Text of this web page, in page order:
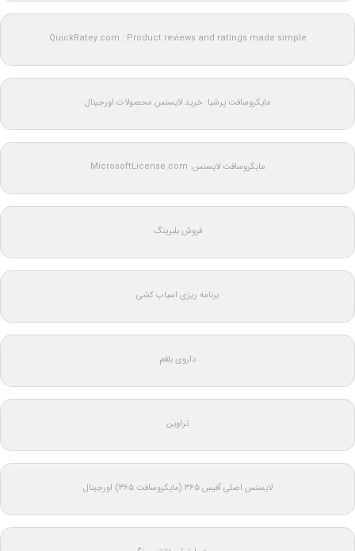
QuickRatey.com : Product reviews and ratings made simple
مایکروسافت پرشیا: خرید لایسنس محصولات اورجینال
مایکروسافت لایسنس: MicrosoftLicense.com
فروش بلبرینگ
برنامه ریزی اسباب کشی
داروی بلغم
تراوین
لایسنس اصلی آفیس ۳۶۵ (مایکروسافت ۳۶۵) اورجینال